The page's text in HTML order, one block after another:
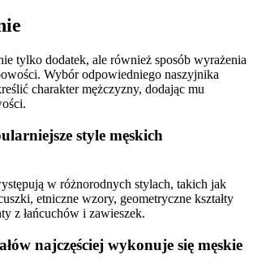
tylko dodatek, ale również sposób wyrażenia
Wybór odpowiedniego naszyjnika
charakter mężczyzny, dodając mu
style męskich
w różnorodnych stylach, takich jak
etniczne wzory, geometryczne kształty
z łańcuchów i zawieszek.
najczęściej wykonuje się męskie